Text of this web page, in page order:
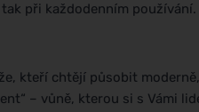
při každodenním používání.
kteří chtějí působit
– vůně, kterou si s Vámi